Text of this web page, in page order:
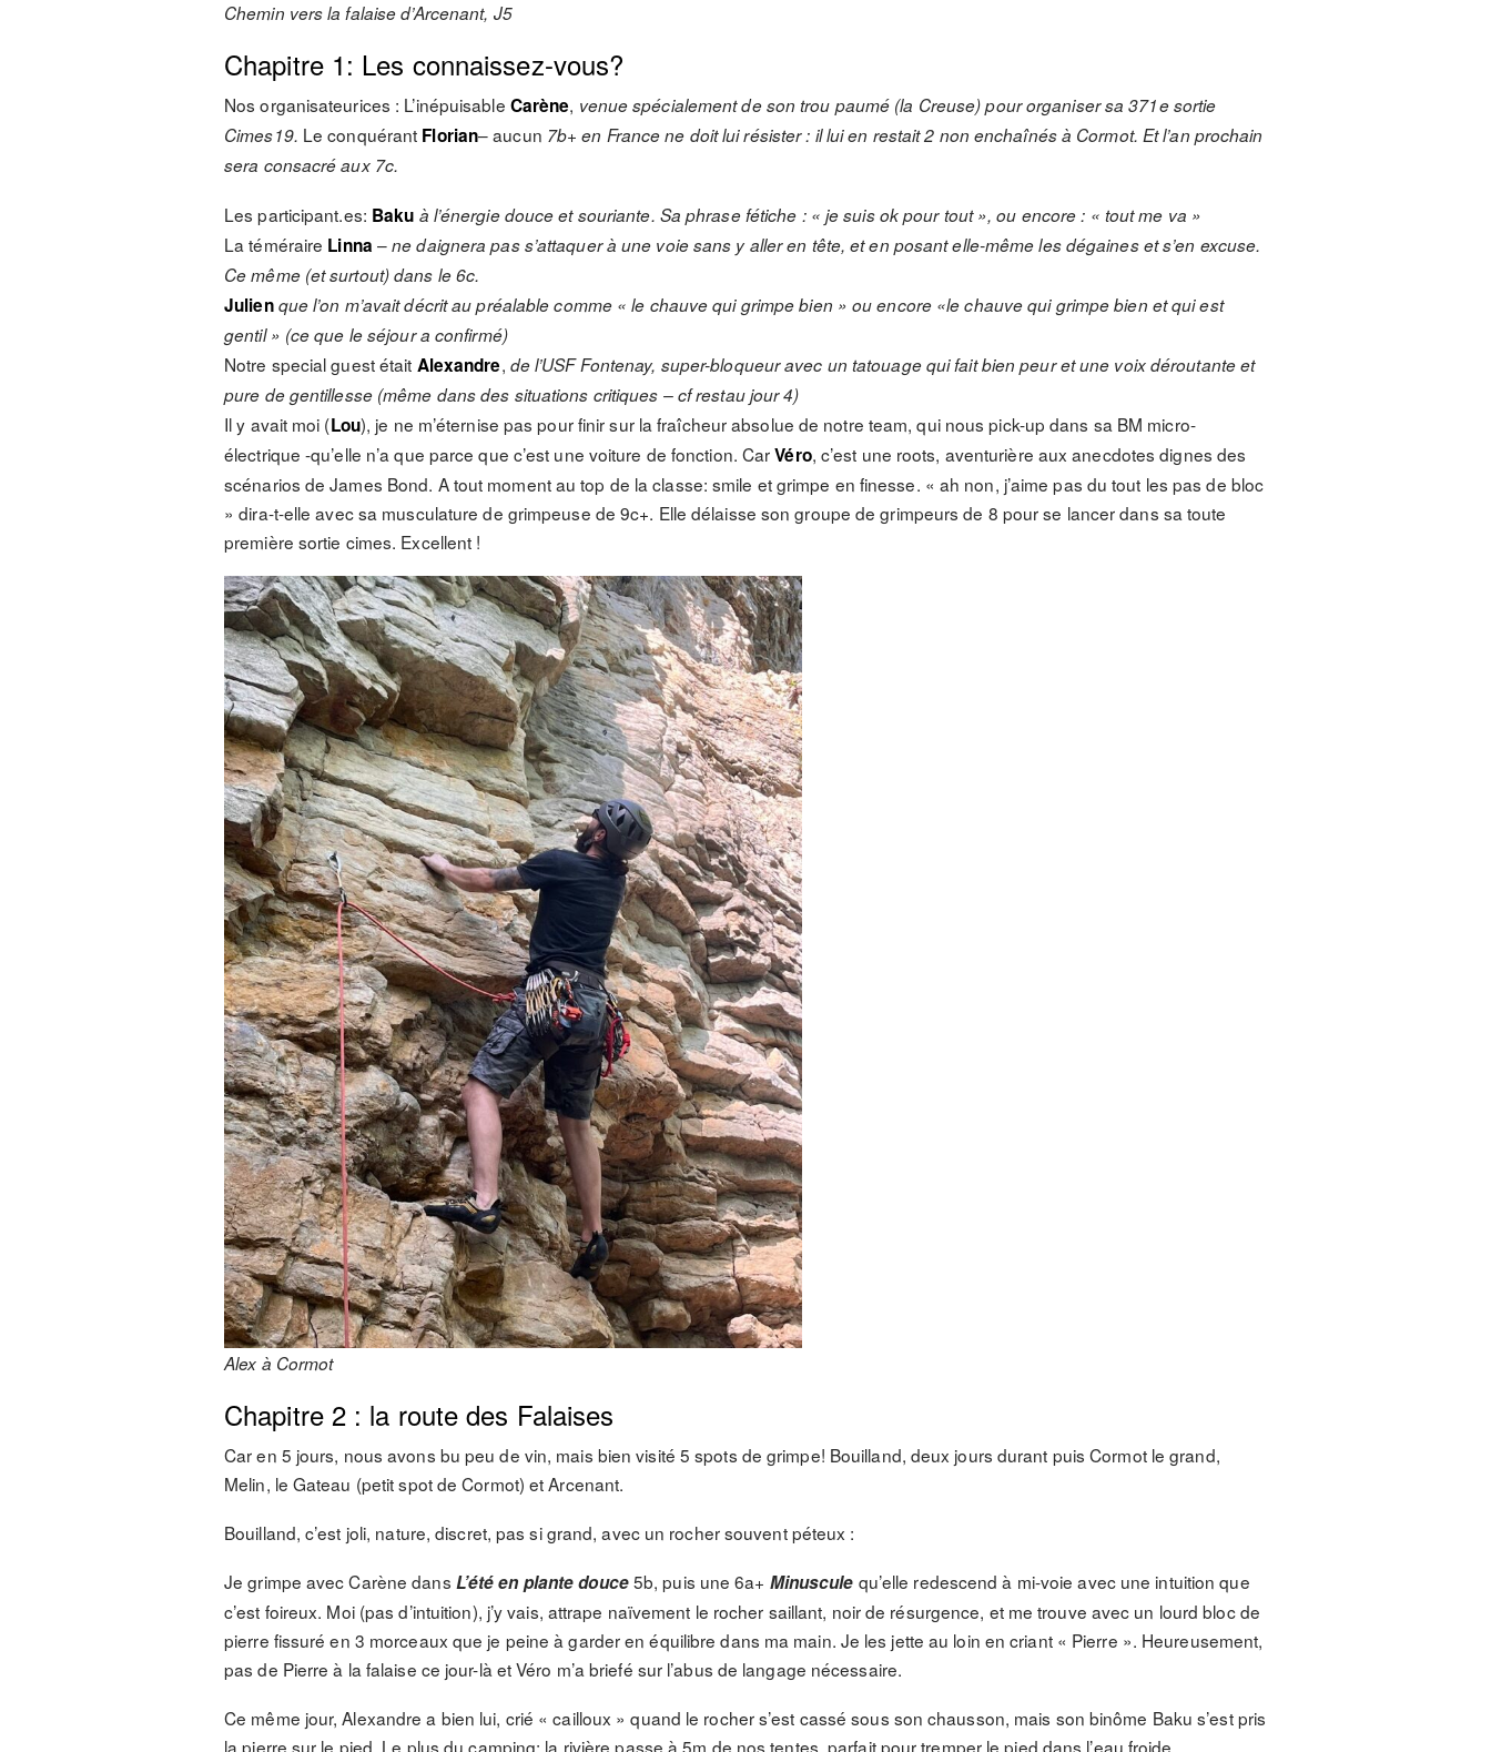
Chemin vers la falaise d’Arcenant, J5
Chapitre 1: Les connaissez-vous?
Nos organisateurices : L’inépuisable Carène, venue spécialement de son trou paumé (la Creuse) pour organiser sa 371esortie
Cimes19. Le conquérant Florian– aucun 7b+ en France ne doit lui résister : il lui en restait 2 non enchaînés à Cormot. Et l’an prochain
sera consacré aux 7c.
Les participant.es: Baku à l’énergie douce et souriante. Sa phrase fétiche : « je suis ok pour tout », ou encore : « tout me va »
La téméraire Linna –ne daignera pas s’attaquer à une voie sans y aller en tête, et en posant elle-même les dégaines et s’en excuse.
Ce même (et surtout) dans le 6c.
Julienque l’on m’avait décrit au préalable comme « le chauve qui grimpe bien » ou encore «le chauve qui grimpe bien et qui est
gentil » (ce que le séjour a confirmé)
Notre special guest était Alexandre, de l’USF Fontenay, super-bloqueur avec un tatouage qui fait bien peur et une voix déroutante et
pure de gentillesse (même dans des situations critiques – cf restau jour 4)
Il y avait moi (Lou), je ne m’éternise pas pour finir sur la fraîcheur absolue de notre team, qui nous pick-up dans sa BM micro-
électrique -qu’elle n’a que parce que c’est une voiture de fonction. CarVéro, c’est une roots, aventurière aux anecdotes dignes des
scénarios de James Bond. A tout moment au top de la classe: smile et grimpe en finesse. « ah non, j’aime pas du tout les pas de bloc
» dira-t-elle avec sa musculature de grimpeuse de 9c+. Elle délaisse son groupe de grimpeurs de 8 pour se lancer dans sa toute
première sortie cimes. Excellent !
Alex à Cormot
Chapitre 2 : la route des Falaises
Car en 5 jours, nous avons bu peu de vin, mais bien visité 5 spots de grimpe! Bouilland, deux jours durant puis Cormot le grand,
Melin, le Gateau (petit spot de Cormot) et Arcenant.
Bouilland, c’est joli, nature, discret, pas si grand, avec un rocher souvent péteux :
Je grimpe avec Carène dans L’été en plante douce5b, puis une 6a+ Minuscule qu’elle redescend à mi-voie avec une intuition que
c’est foireux. Moi (pas d’intuition), j’y vais, attrape naïvement le rocher saillant, noir de résurgence, et me trouve avec un lourd bloc de
pierre fissuré en 3 morceaux que je peine à garder en équilibre dans ma main. Je les jette au loin en criant « Pierre ». Heureusement,
pas de Pierre à la falaise ce jour-là et Véro m’a briefé sur l’abus de langage nécessaire.
Ce même jour, Alexandre a bien lui, crié « cailloux » quand le rocher s’est cassé sous son chausson, mais son binôme Baku s’est pris
la pierre sur le pied. Le plus du camping: la rivière passe à 5m de nos tentes, parfait pour tremper le pied dans l’eau froide.